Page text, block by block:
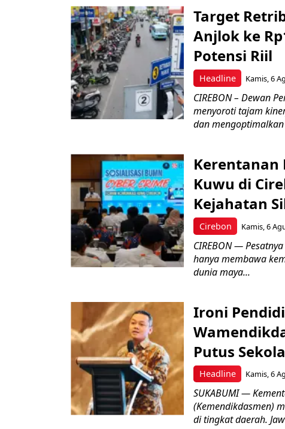
Headline
Target
Anjlok ke
Potensi Riil
Kamis, 6
CIREBON – Dewan
menyoroti tajam
dan
Cirebon
Kerentanan
Kuwu di
Kejahatan
Kamis, 6
CIREBON —
hanya membawa
dunia maya...
Headline
Ironi
Putus
Kamis, 6
SUKABUMI —
(Kemendikdasmen)
di tingkat daerah.